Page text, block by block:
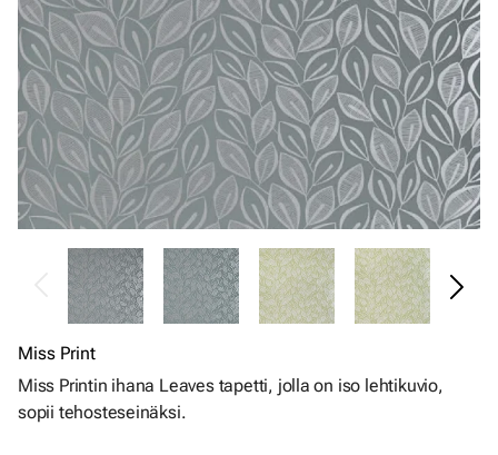
Miss Print
Miss Printin ihana Leaves tapetti, jolla on iso lehtikuvio,
sopii tehosteseinäksi.